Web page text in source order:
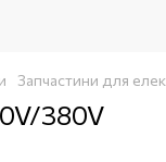
Запчастини для
380V